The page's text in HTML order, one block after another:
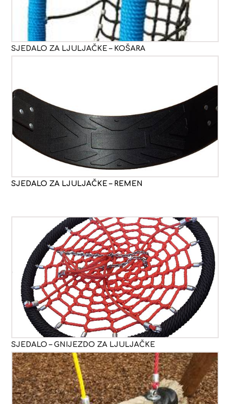
SJEDALO ZA LJULJAČKE – KOŠARA
SJEDALO ZA LJULJAČKE – REMEN
SJEDALO – GNIJEZDO ZA LJULJAČKE